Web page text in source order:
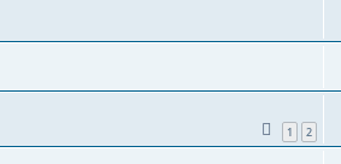
1 2